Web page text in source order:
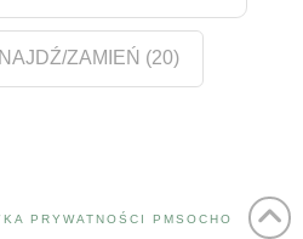
ZAMIEŃ (20)
PRYWATNOŚCI PMSOCHO